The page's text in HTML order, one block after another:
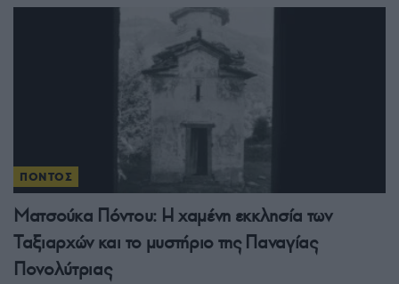
ΠΟΝΤΟΣ
Ματσούκα Πόντου: Η χαμένη εκκλησία των
Ταξιαρχών και το μυστήριο της Παναγίας
Πονολύτριας